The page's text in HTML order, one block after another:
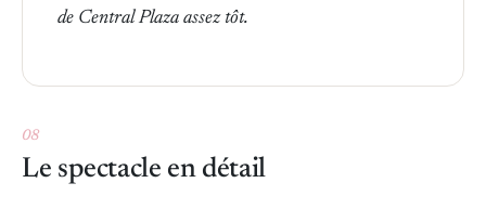
de Central Plaza assez tôt.
Voir la vidéo
08
Le spectacle en détail